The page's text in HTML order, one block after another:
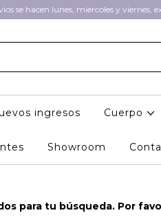
se hacen lunes, miercoles y viernes,
ingresos Cuerpo
Showroom
para tu búsqueda. Por